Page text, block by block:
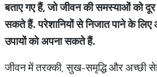
बताएगएहैं,जोजीवनकीसमस्याओंकोदूर
सकतेहैं.परेशानियोंसेनिजातपानेकेलिए
उपायोंकोअपनासकतेहैं.
जीवन में तरक्की, सुख-समृद्धि और अच्छी